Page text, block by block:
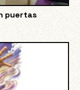
puertas